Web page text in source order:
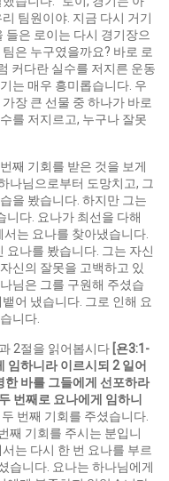
팀원이야. 지금 다시 거기
들은 로이는 다시 경기장으
은 누구였을까요? 바로 로
커다란 실수를 저지른 운동
는 매우 흥미롭습니다. 우
장 큰 선물 중 하나가 바로
를 저지르고, 누구나 잘못
째 기회를 받은 것을 보게
나님으로부터 도망치고, 그
을 봤습니다. 하지만 그는
다. 요나가 최선을 다해
는 요나를 찾아냈습니다.
요나를 봤습니다. 그는 자신
신의 잘못을 고백하고 있
님은 그를 구원해 주셨습
어 냈습니다. 그로 인해 요
니다.
2절을 읽어봅시다 욘3:1-
임하니라이르시되 2일어
한 바를 그들에게 선포하라
번째로 요나에게 임하니
번째 기회를 주셨습니다.
째 기회를 주시는 분입니
는 다시 한 번 요나를 부르
습니다. 요나는 하나님에게